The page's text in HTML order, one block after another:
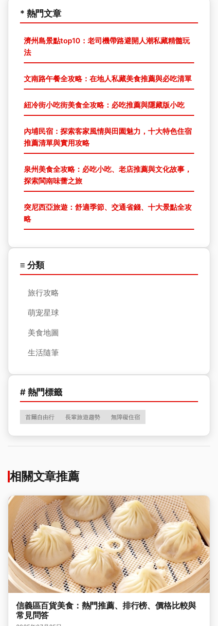
* 熱門文章
濟州島景點top10：老司機帶路避開人潮私藏精髓玩
法
文南路午餐全攻略：在地人私藏美食推薦與必吃清單
紐冷街小吃街美食全攻略：必吃推薦與隱藏版小吃
內埔民宿：探索客家風情與田園魅力，十大特色住宿
推薦清單與實用攻略
泉州美食全攻略：必吃小吃、老店推薦與文化故事，
探索閩南味蕾之旅
突尼西亞旅遊：舒適季節、交通省錢、十大景點全攻
略
≡ 分類
旅行攻略
萌宠星球
美食地圖
生活隨筆
# 熱門標籤
首爾自由行 長輩旅遊趨勢 無障礙住宿
相關文章推薦
信義區百貨美食：熱門推薦、排行榜、價格比較與
常見問答